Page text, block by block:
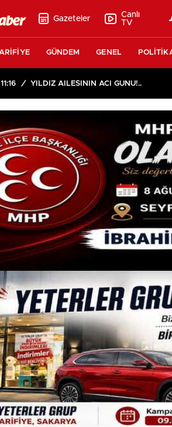
Gazeteler
Canlı
TV
GÜNDEM GENEL
11:16 / YILDIZ AİLESİNİN ACI GÜNÜ!..